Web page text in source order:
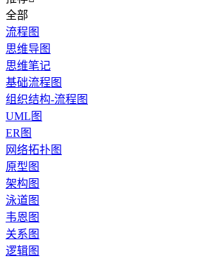
全部
流程图
思维导图
思维笔记
基础流程图
组织结构-流程图
UML图
ER图
网络拓扑图
原型图
架构图
泳道图
韦恩图
关系图
逻辑图